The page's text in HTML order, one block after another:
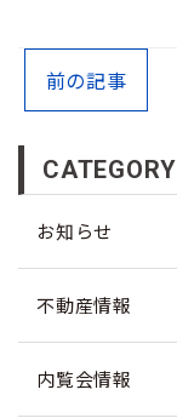
前の記事
CATEGORY
お知らせ
不動産情報
内覧会情報